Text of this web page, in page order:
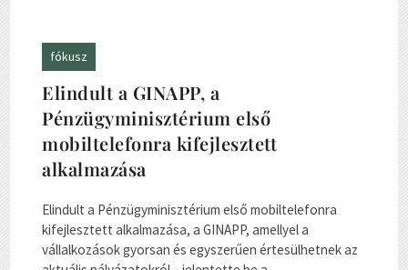
fókusz
Elindult a GINAPP, a
Pénzügyminisztérium első
mobiltelefonra kifejlesztett
alkalmazása
Elindult a Pénzügyminisztérium első mobiltelefonra
kifejlesztett alkalmazása, a GINAPP, amellyel a
vállalkozások gyorsan és egyszerűen értesülhetnek az